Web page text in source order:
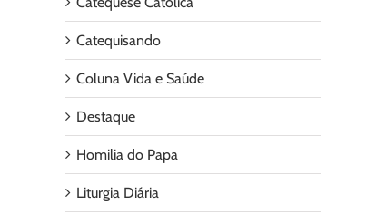
Catequisando
Coluna Vida e Saúde
Destaque
Homilia do Papa
Liturgia Diária